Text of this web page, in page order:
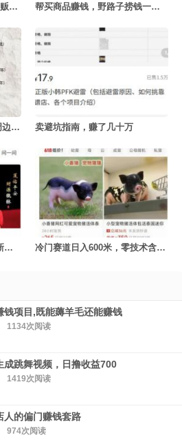
卖二手手机月赚3万，做二道贩子的利赚钱密决 帮买商品赚钱，野路子捞钱一天赚3000+
一单700到2000的冷门宠物周边定制项目 卖避坑指南，赚了几十万
小红书玄学怼量的暴利赚钱新玩法 冷门赛道日入600米，零技术含量！
钱项目,既能薅羊毛还能赚钱
1134次阅读
成跳舞视频，日撸收益700
1419次阅读
人的偏门赚钱套路
974次阅读